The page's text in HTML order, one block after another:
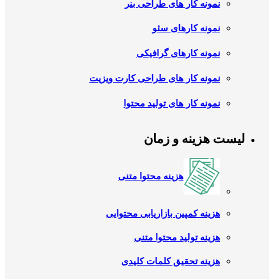
نمونه کار های طراحی بنر
نمونه کارهای سئو
نمونه کارهای گرافیکی
نمونه کار های طراحی کارت ویزیت
نمونه کار های تولید محتوا
لیست هزینه و زمان
هزینه محتوا متنی
هزینه کمپین بازاریابی محتوایی
هزینه تولید محتوا متنی
هزینه تحقیق کلمات کلیدی